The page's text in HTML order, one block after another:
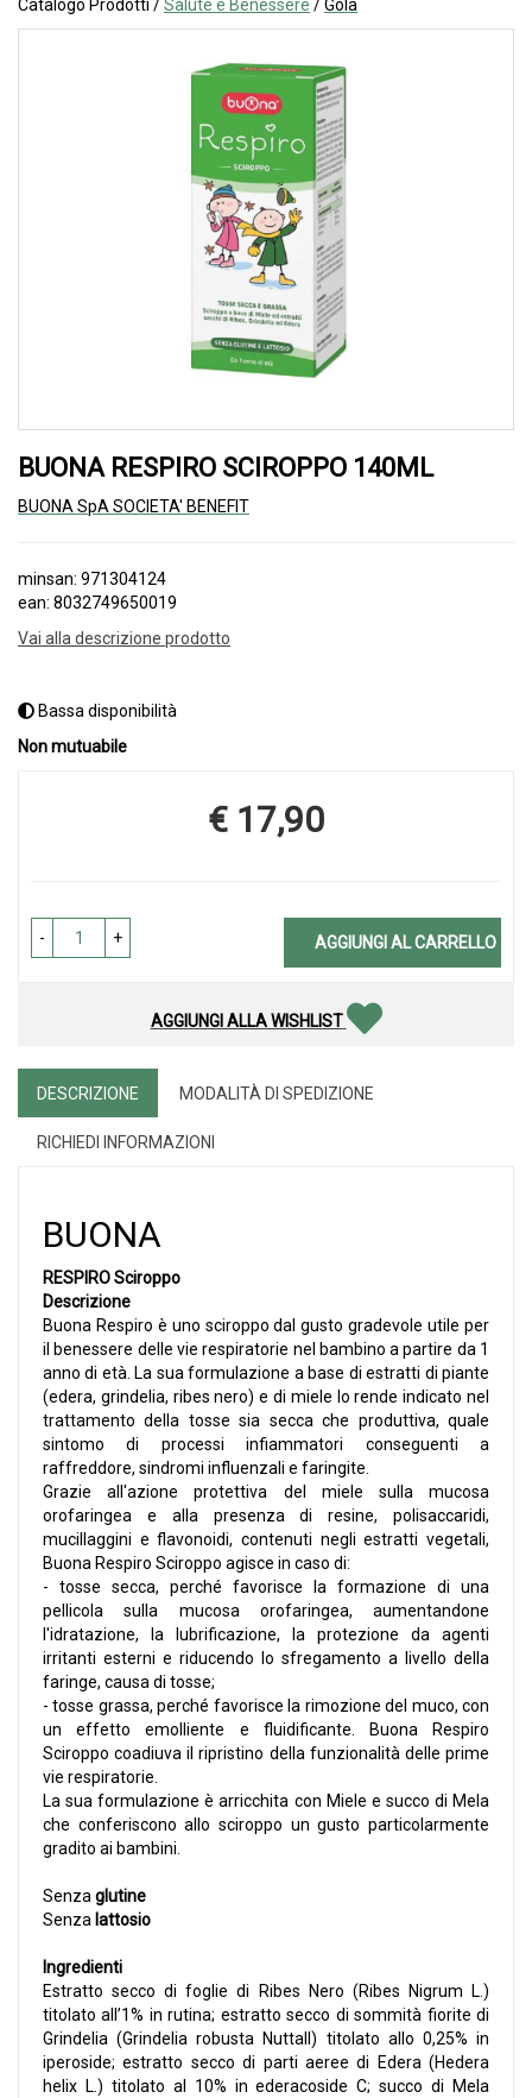
Catalogo Prodotti /Salute e Benessere /Gola
BUONA RESPIRO SCIROPPO 140ML
BUONA SpA SOCIETA' BENEFIT
minsan: 971304124
ean: 8032749650019
Vai alla descrizione prodotto
Bassa disponibilità
Non mutuabile
Prezzo
€ 17,90
- + AGGIUNGI AL CARRELLO
AGGIUNGI ALLA WISHLIST
DESCRIZIONE MODALITÀ DI SPEDIZIONE
RICHIEDI INFORMAZIONI
BUONA
RESPIRO Sciroppo
Descrizione
Buona Respiro è uno sciroppo dal gusto gradevole utile per
il benessere delle vie respiratorie nel bambino a partire da 1
anno di età. La sua formulazione a base di estratti di piante
(edera, grindelia, ribes nero) e di miele lo rende indicato nel
trattamento della tosse sia secca che produttiva, quale
sintomo di processi infiammatori conseguenti a
raffreddore, sindromi influenzali e faringite.
Grazie all'azione protettiva del miele sulla mucosa
orofaringea e alla presenza di resine, polisaccaridi,
mucillaggini e flavonoidi, contenuti negli estratti vegetali,
Buona Respiro Sciroppo agisce in caso di:
- tosse secca, perché favorisce la formazione di una
pellicola sulla mucosa orofaringea, aumentandone
l'idratazione, la lubrificazione, la protezione da agenti
irritanti esterni e riducendo lo sfregamento a livello della
faringe, causa di tosse;
- tosse grassa, perché favorisce la rimozione del muco, con
un effetto emolliente e fluidificante. Buona Respiro
Sciroppo coadiuva il ripristino della funzionalità delle prime
vie respiratorie.
La sua formulazione è arricchita con Miele e succo di Mela
che conferiscono allo sciroppo un gusto particolarmente
gradito ai bambini.
Senzaglutine
Senza lattosio
Ingredienti
Estratto secco di foglie di Ribes Nero (Ribes Nigrum L.)
titolato all’1% in rutina; estratto secco di sommità fiorite di
Grindelia (Grindelia robusta Nuttall) titolato allo 0,25% in
iperoside; estratto secco di parti aeree di Edera (Hedera
helix L.) titolato al 10% in ederacoside C; succo di Mela